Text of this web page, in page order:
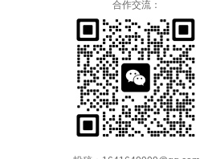
合作交流：